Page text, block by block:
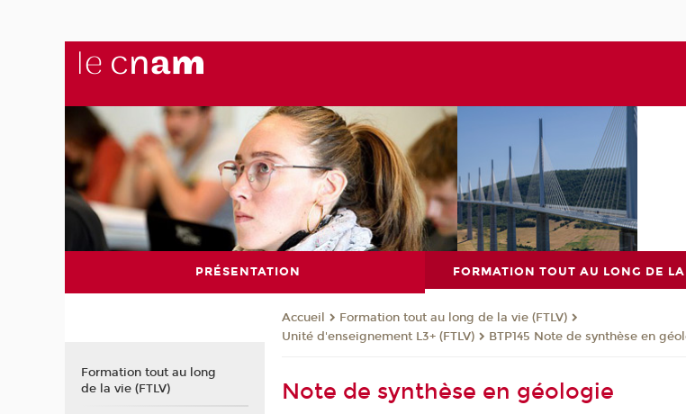
PRÉSENTATION FORMATION TOUT AU LONG DE
Accueil
Formation tout au long de la vie (FTLV)
Unité d'enseignement L3+ (FTLV)
BTP145 Note de synthèse en
Note de synthèse en géologie
Formation tout au long
de la vie (FTLV)